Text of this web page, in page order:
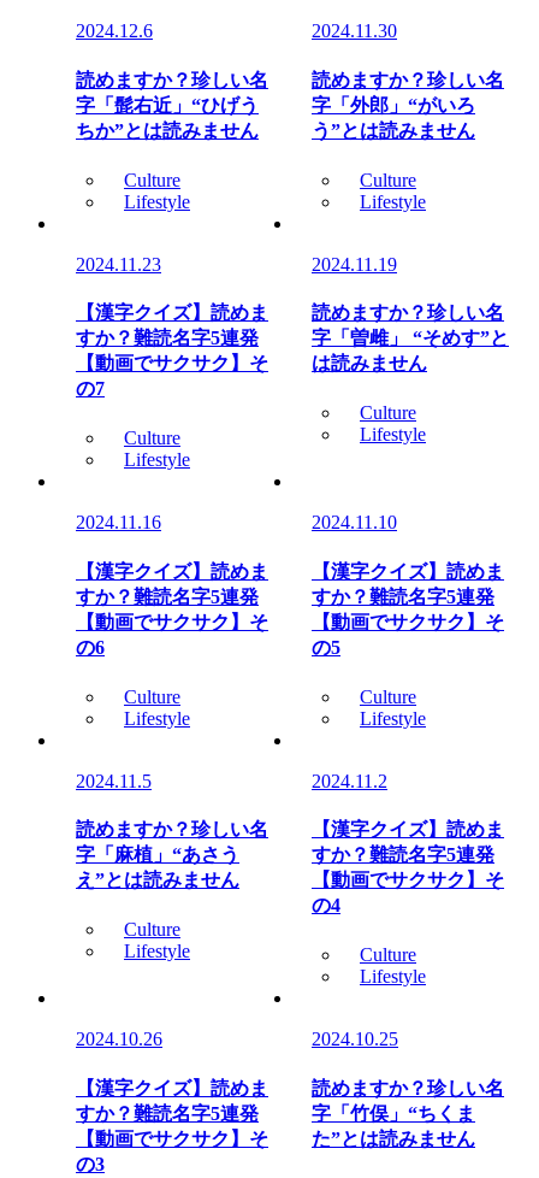
2024.12.6
読めますか？珍しい名
字「髭右近」“ひげう
ちか”とは読みません
Culture
Lifestyle
2024.11.30
読めますか？珍しい名
字「外郎」“がいろ
う”とは読みません
Culture
Lifestyle
2024.11.23
【漢字クイズ】読めま
すか？難読名字5連発
【動画でサクサク】そ
の7
Culture
Lifestyle
2024.11.19
読めますか？珍しい名
字「曽雌」 “そめす”と
は読みません
Culture
Lifestyle
2024.11.16
【漢字クイズ】読めま
すか？難読名字5連発
【動画でサクサク】そ
の6
Culture
Lifestyle
2024.11.10
【漢字クイズ】読めま
すか？難読名字5連発
【動画でサクサク】そ
の5
Culture
Lifestyle
2024.11.5
読めますか？珍しい名
字「麻植」“あさう
え”とは読みません
Culture
Lifestyle
2024.11.2
【漢字クイズ】読めま
すか？難読名字5連発
【動画でサクサク】そ
の4
Culture
Lifestyle
2024.10.26
【漢字クイズ】読めま
すか？難読名字5連発
【動画でサクサク】そ
の3
2024.10.25
読めますか？珍しい名
字「竹俣」“ちくま
た”とは読みません